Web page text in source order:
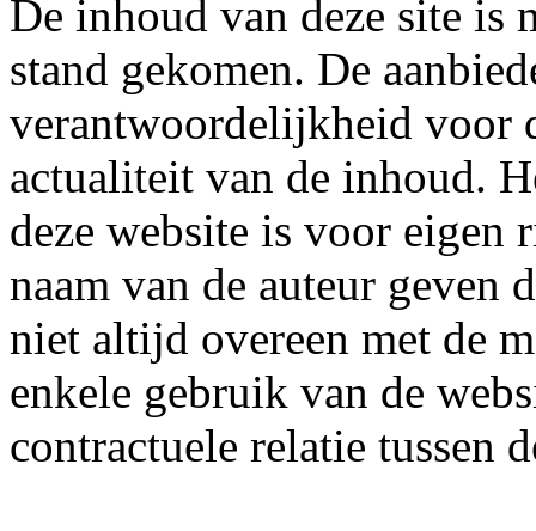
De inhoud van deze site is
stand gekomen. De
verantwoordelijkheid voor
actualiteit van de inhoud.
deze website is voor
naam van de auteur geven
niet altijd overeen met de
enkele gebruik van de
contractuele relatie tussen